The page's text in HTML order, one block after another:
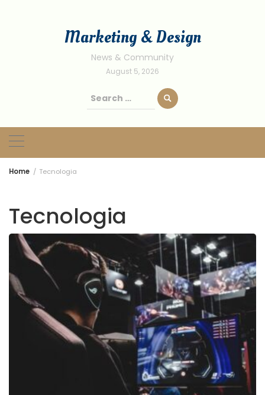
Marketing & Design
News & Community
August 5, 2026
Search
for:
Home Tecnologia
Tecnologia